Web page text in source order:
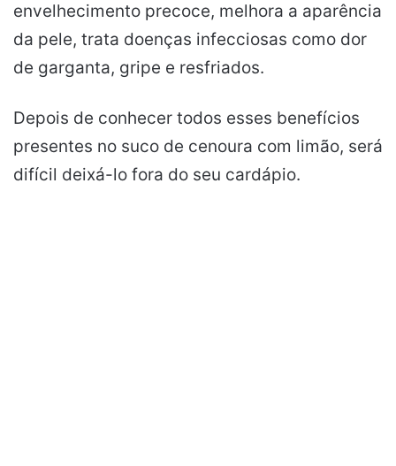
envelhecimento precoce, melhora a aparência
da pele, trata doenças infecciosas como dor
de garganta, gripe e resfriados.
Depois de conhecer todos esses benefícios
presentes no suco de cenoura com limão, será
difícil deixá-lo fora do seu cardápio.